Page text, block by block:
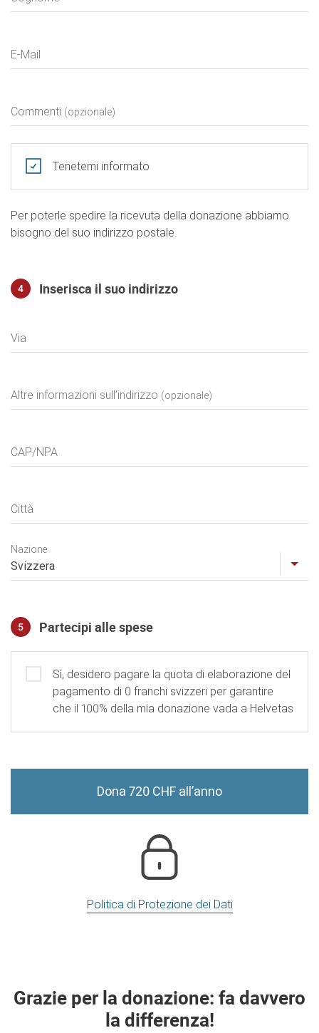
E-Mail
Commenti (opzionale)
Tenetemi informato
Per poterle spedire la ricevuta della donazione abbiamo
bisogno del suo indirizzo postale.
4 Inserisca il suo indirizzo
Via
Altre informazioni sull’indirizzo (opzionale)
CAP/NPA
Città
Nazione
5 Partecipi alle spese
Sì, desidero pagare la quota di elaborazione del
pagamento di 0 franchi svizzeri per garantire
che il 100% della mia donazione vada a Helvetas
Dona 720 CHF all’anno
Politica di Protezione dei Dati
Grazie per la donazione: fa davvero
la differenza!